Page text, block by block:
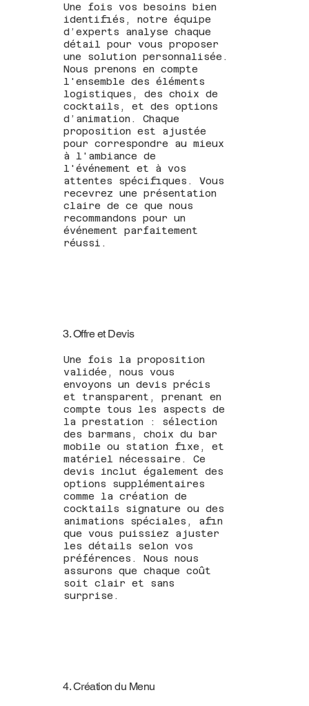
Une fois vos besoins bien
identifiés, notre équipe
d’experts analyse chaque
détail pour vous proposer
une solution personnalisée.
Nous prenons en compte
l'ensemble des éléments
logistiques, des choix de
cocktails, et des options
d’animation. Chaque
proposition est ajustée
pour correspondre au mieux
à l'ambiance de
l'événement et à vos
attentes spécifiques. Vous
recevrez une présentation
claire de ce que nous
recommandons pour un
événement parfaitement
réussi.
3. Offre et Devis
Une fois la proposition
validée, nous vous
envoyons un devis précis
et transparent, prenant en
compte tous les aspects de
la prestation : sélection
des barmans, choix du bar
mobile ou station fixe, et
matériel nécessaire. Ce
devis inclut également des
options supplémentaires
comme la création de
cocktails signature ou des
animations spéciales, afin
que vous puissiez ajuster
les détails selon vos
préférences. Nous nous
assurons que chaque coût
soit clair et sans
surprise.
4. Création du Menu